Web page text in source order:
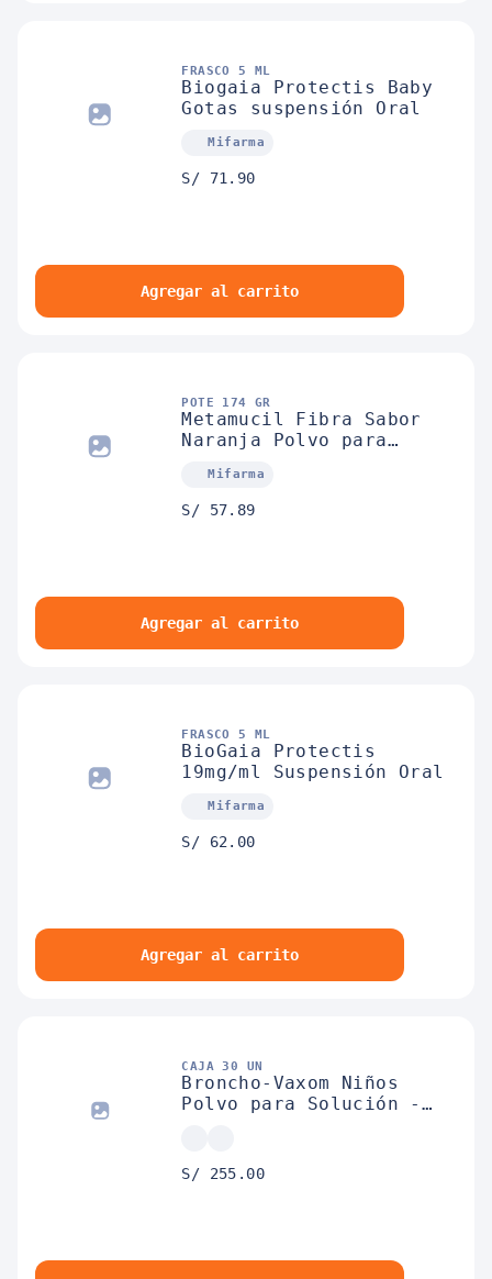
FRASCO 5 ML
Biogaia Protectis Baby
Gotas suspensión Oral
Mifarma
S/ 71.90
Agregar al carrito
POTE 174 GR
Metamucil Fibra Sabor
Naranja Polvo para
Mifarma
S/ 57.89
Agregar al carrito
FRASCO 5 ML
BioGaia Protectis
19mg/ml Suspensión Oral
Mifarma
S/ 62.00
Agregar al carrito
CAJA 30 UN
Broncho-Vaxom Niños
Polvo para Solución -
S/ 255.00